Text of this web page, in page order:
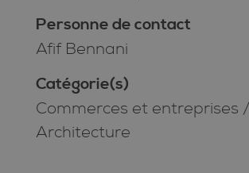
Personne de contact
Afif Bennani
Catégorie(s)
Commerces et entreprises /
Architecture